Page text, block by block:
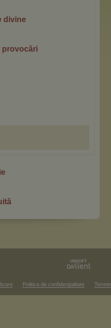
divine
provocări
Politica de confidenţialitate